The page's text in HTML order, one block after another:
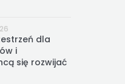
dla
i
się rozwijać